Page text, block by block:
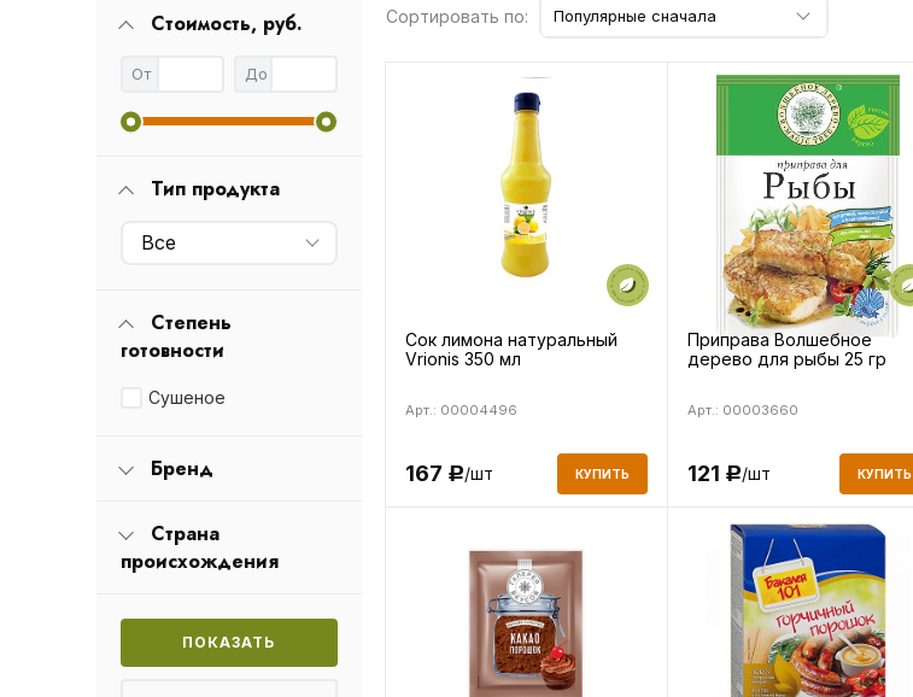
Стоимость, руб.
От До
Тип продукта
Все
Степень
готовности
Сушеное
Бренд
Страна
происхождения
Сортировать по: Популярные сначала
Сок лимона натуральный
Vrionis 350 мл
Арт.: 00004496
167 Р/шт КУПИТЬ
Приправа Волшебное
дерево для рыбы 25 гр
Арт.: 00003660
121 Р/шт КУПИТЬ